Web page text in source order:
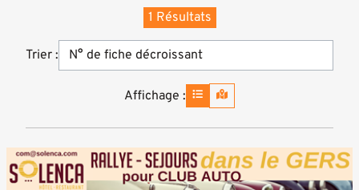
Trier :
1 Résultats
Affichage :